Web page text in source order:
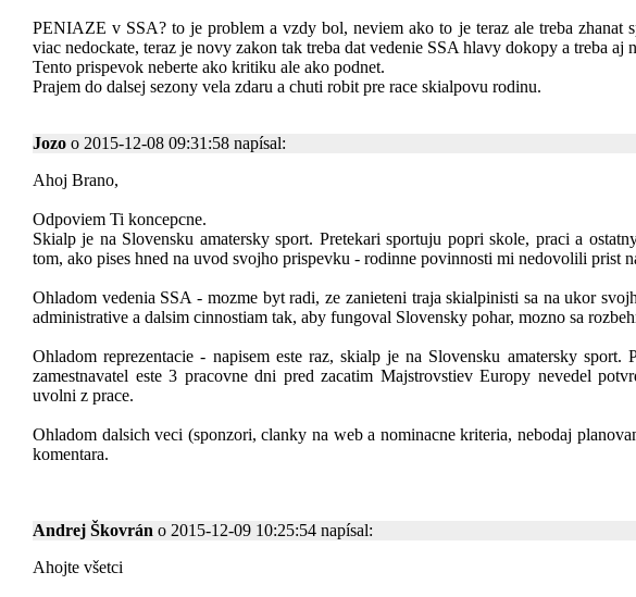
PENIAZE v SSA? to je problem a vzdy bol, neviem ako to je teraz ale treba zhanat
viac nedockate, teraz je novy zakon tak treba dat vedenie SSA hlavy dokopy a treba aj
Tento prispevok neberte ako kritiku ale ako podnet.
Prajem do dalsej sezony vela zdaru a chuti robit pre race skialpovu rodinu.
Jozo o 2015-12-08 09:31:58 napísal:
Ahoj Brano,
Odpoviem Ti koncepcne.
Skialp je na Slovensku amatersky sport. Pretekari sportuju popri skole, praci a
tom, ako pises hned na uvod svojho prispevku - rodinne povinnosti mi nedovolili prist
Ohladom vedenia SSA - mozme byt radi, ze zanieteni traja skialpinisti sa na ukor
administrative a dalsim cinnostiam tak, aby fungoval Slovensky pohar, mozno sa
Ohladom reprezentacie - napisem este raz, skialp je na Slovensku amatersky
zamestnavatel este 3 pracovne dni pred zacatim Majstrovstiev Europy nevedel
uvolni z prace.
Ohladom dalsich veci (sponzori, clanky na web a nominacne kriteria, nebodaj
komentara.
Andrej Škovrán o 2015-12-09 10:25:54 napísal:
Ahojte všetci